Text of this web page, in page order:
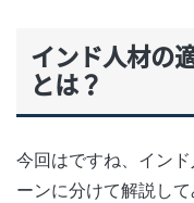
インド人材の
とは？
今回はですね、イン
ーンに分けて解説して